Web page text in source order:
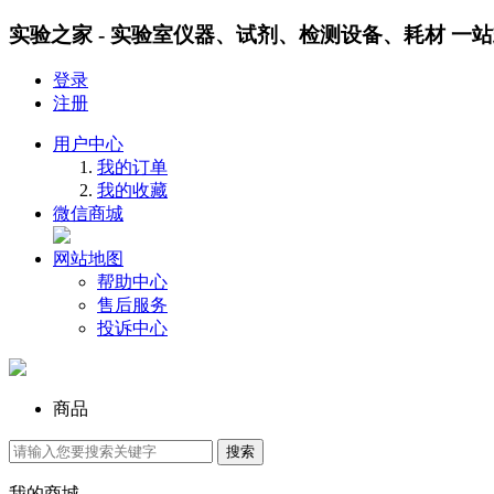
实验之家 - 实验室仪器、试剂、检测设备、耗材 一
登录
注册
用户中心
我的订单
我的收藏
微信商城
网站地图
帮助中心
售后服务
投诉中心
商品